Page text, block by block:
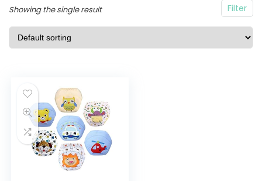
Filter
Showing the single result